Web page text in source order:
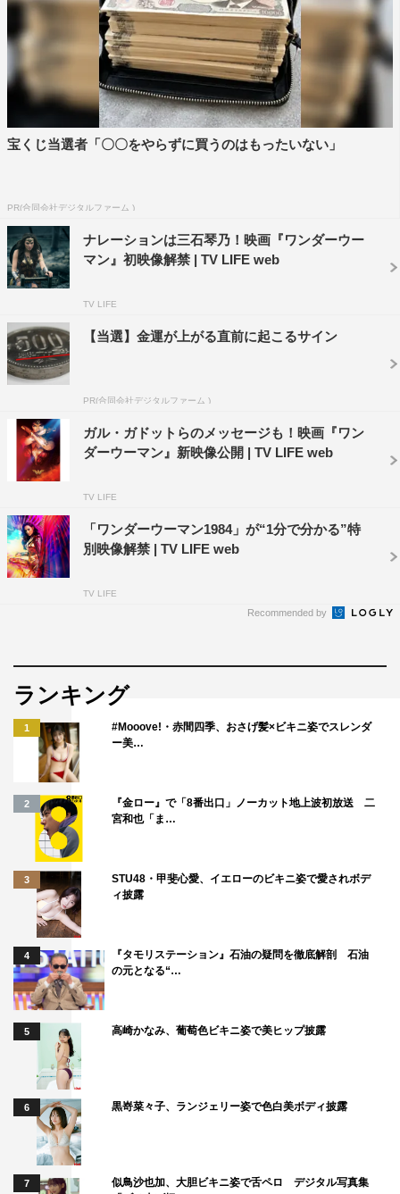
ル・ガドットのアクションの美しさもあって、スクリーン
に引き込まれました。
■生田絵梨花
ワンダーウーマンが覚醒した時の音楽とそこに合わさるア
クションがものすごくかっこよかったです。そして、誰か
ときのコスチュームだけでなく、ダイアナの普段着もかわ
いかったです。
■生駒里奈
ワンダーウーマンに出演している、女性がみんな鍛えてい
て、美しくて、冒頭の女性の女だけの島で訓練しているシ
ーンから夢中になりました。どんどん、その美しさも強さ
もレベルアップしていくので、すごく楽しかったです。
◇ガル・ガドット、パティ監督に実際に会ってきた感想
■秋元真夏
私たちはインタビューすることでとっても緊張していたの
ですが、パティ監督がとっても気さくに話かけてくださっ
て、嬉しかったです。日本のワンダーウーマンのアンバサ
ダーとして、パティ監督に選んでいただけたことが本当に
光栄なことだと思いました。パティ監督のお話を聞いてい
ると、監督がこのワンダーウーマンに対しての愛情を深く
持っている事が伝わりました。私たちもその気持ちをしっ
■高山一実
ガル・ガドットさんは、本当に美しくて、しばらく見とれ
てしまいました。映画の中のワンダーウーマンもまるで
CG を使っているような美しさなんですけど、ご本人にお
会いさせていただいたら、ほわ～本当にいるんだぁ！ワン
ダーウーマンって！と思い、感無量でした。クリス・パイ
ンもかっこよかったです！
◇映画『ワンダーウーマン』のアンバサダーへの意気込み
■桜井玲香
ヒーロー映画にある力強さ、かっこよさがありながら、ワ
ンダーウーマンもとてもキレイで、画面も華やかでした。
ヒーロー映画が苦手な女性でも、楽しんでいただけるよう
な素敵な映画でした。そして、今を生きる女性にとって
も、この映画から何かをみつけられるのではと思いました
ので、ぜひ、いろんな方に観ていただきたいと思います。
■大園桃子
『ワンダーウーマン』をたくさんの人に観て頂けるように
応援を頑張ります！
■与田祐希
宝くじ当選者「〇〇をやらずに買うのはもったいない」
PR(合同会社デジタルファーム )
ナレーションは三石琴乃！映画『ワンダーウー
マン』初映像解禁 | TV LIFE web
TV LIFE
【当選】金運が上がる直前に起こるサイン
PR(合同会社デジタルファーム )
ガル・ガドットらのメッセージも！映画『ワン
ダーウーマン』新映像公開 | TV LIFE web
TV LIFE
「ワンダーウーマン1984」が“1分で分かる”特
別映像解禁 | TV LIFE web
TV LIFE
Recommended by
ランキング
1
#Mooove!・赤間四季、おさげ髪×ビキニ姿でスレンダ
ー美…
2
『金ロー』で「8番出口」ノーカット地上波初放送 二
宮和也「ま…
3
STU48・甲斐心愛、イエローのビキニ姿で愛されボデ
ィ披露
4
『タモリステーション』石油の疑問を徹底解剖 石油
の元となる“…
5 高崎かなみ、葡萄色ビキニ姿で美ヒップ披露
6 黒嵜菜々子、ランジェリー姿で色白美ボディ披露
7
似鳥沙也加、大胆ビキニ姿で舌ペロ デジタル写真集